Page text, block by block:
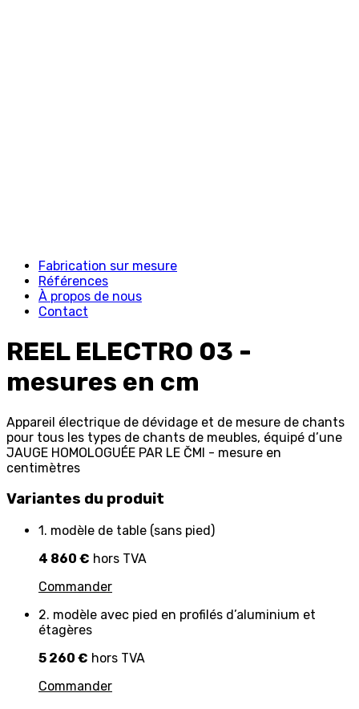
Fabrication sur mesure
Références
À propos de nous
Contact
REEL ELECTRO 03 -
mesures en cm
Appareil électrique de dévidage et de mesure de chants
pour tous les types de chants de meubles, équipé d’une
JAUGE HOMOLOGUÉE PAR LE ČMI - mesure en
centimètres
Variantes du produit
1. modèle de table (sans pied)
4 860 € hors TVA
Commander
2. modèle avec pied en profilés d’aluminium et
étagères
5 260 € hors TVA
Commander